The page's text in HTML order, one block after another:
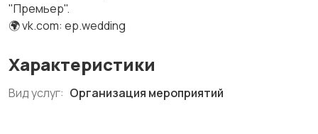
"Премьер".
🌍 vk.com: ep.wedding
Характеристики
Вид услуг: Организация мероприятий